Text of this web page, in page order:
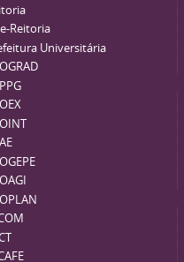
Reitoria
Universitária